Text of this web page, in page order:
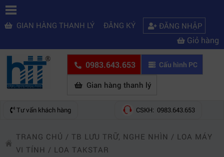
GIAN HÀNG THANH LÝ ĐĂNG KÝ ĐĂNG NHẬP
Giỏ hàng
0983.643.653 Cấu hình PC
Gian hàng thanh lý
Tư vấn khách hàng CSKH: 0983.643.653
TRANG CHỦ / TB LƯU TRỮ, NGHE NHÌN / LOA MÁY
VI TÍNH / LOA TAKSTAR